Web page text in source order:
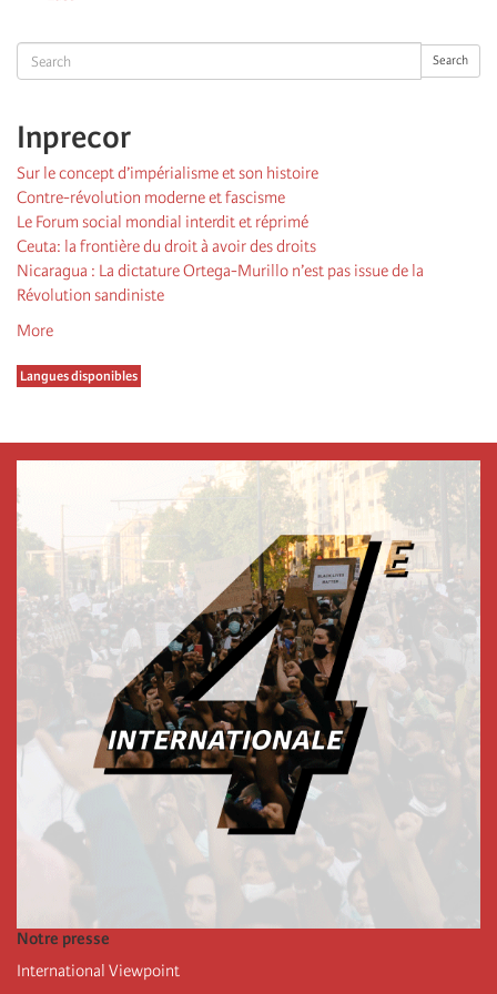
Search Search
Inprecor
Sur le concept d’impérialisme et son histoire
Contre-révolution moderne et fascisme
Le Forum social mondial interdit et réprimé
Ceuta: la frontière du droit à avoir des droits
Nicaragua : La dictature Ortega-Murillo n’est pas issue de la
Révolution sandiniste
More
Langues disponibles
Notre presse
International Viewpoint